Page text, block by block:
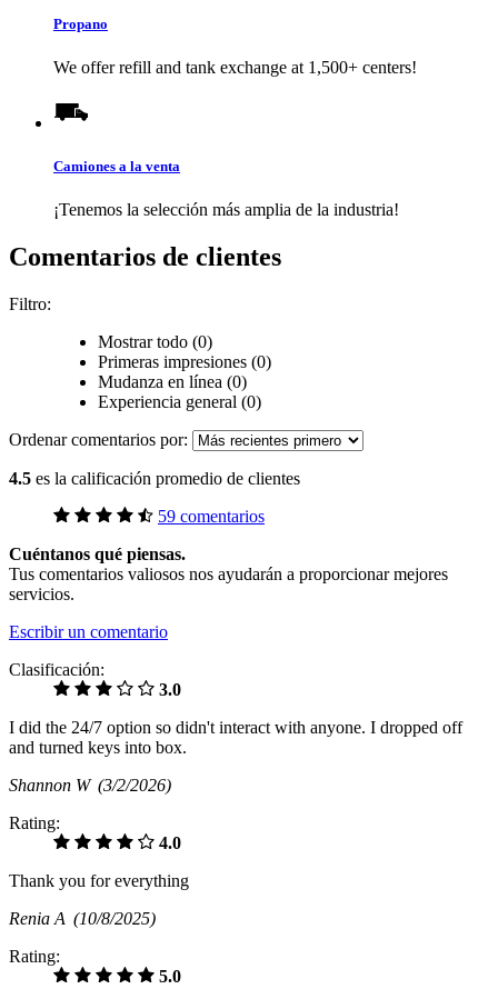
Propano
We offer refill and tank exchange at 1,500+ centers!
Camiones a la venta
¡Tenemos la selección más amplia de la industria!
Comentarios de clientes
Filtro:
Mostrar todo (0)
Primeras impresiones (0)
Mudanza en línea (0)
Experiencia general (0)
Ordenar comentarios por:
4.5 es la calificación promedio de clientes
59 comentarios
Cuéntanos qué piensas.
Tus comentarios valiosos nos ayudarán a proporcionar mejores
servicios.
Escribir un comentario
Clasificación:
3.0
I did the 24/7 option so didn't interact with anyone. I dropped off
and turned keys into box.
Shannon W (3/2/2026)
Rating:
4.0
Thank you for everything
Renia A (10/8/2025)
Rating:
5.0